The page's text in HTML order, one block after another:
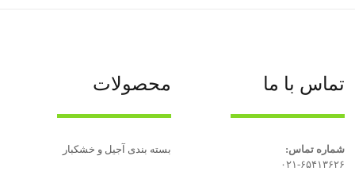
تماس با ما
شماره تماس:
۰۲۱-۶۵۴۱۳۶۲۶
محصولات
بسته بندی آجیل و خشکبار